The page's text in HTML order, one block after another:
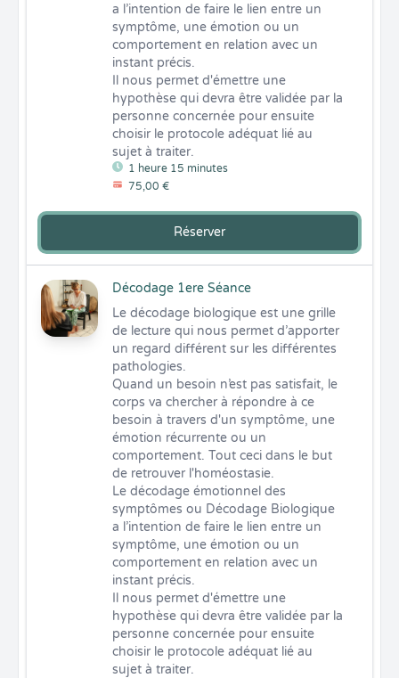
1 heure 15 minutes
75,00 €
a l’intention de faire le lien entre un
symptôme, une émotion ou un
comportement en relation avec un
instant précis.
Il nous permet d'émettre une
hypothèse qui devra être validée par la
personne concernée pour ensuite
choisir le protocole adéquat lié au
sujet à traiter.
Réserver
Décodage 1ere Séance
Le décodage biologique est une grille
de lecture qui nous permet d’apporter
un regard différent sur les différentes
pathologies.
Quand un besoin n’est pas satisfait, le
corps va chercher à répondre à ce
besoin à travers d'un symptôme, une
émotion récurrente ou un
comportement. Tout ceci dans le but
de retrouver l'homéostasie.
Le décodage émotionnel des
symptômes ou Décodage Biologique
a l’intention de faire le lien entre un
symptôme, une émotion ou un
comportement en relation avec un
instant précis.
Il nous permet d'émettre une
hypothèse qui devra être validée par la
personne concernée pour ensuite
choisir le protocole adéquat lié au
sujet à traiter.